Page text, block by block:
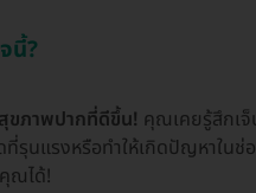
นี้?
ขภาพปากที่ดีขึ้น! คุณเคยรู้สึกเ
ที่รุนแรงหรือทำให้เกิดปัญหาใน
ณได้!